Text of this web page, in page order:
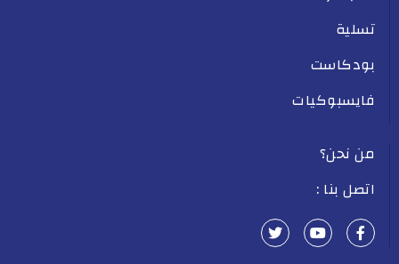
تسلية
بودكاست
فايسبوكيات
من نحن؟
اتصل بنا :